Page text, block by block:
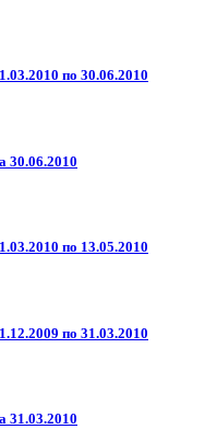
по 30.06.2010
30.06.2010
по 13.05.2010
по 31.03.2010
31.03.2010